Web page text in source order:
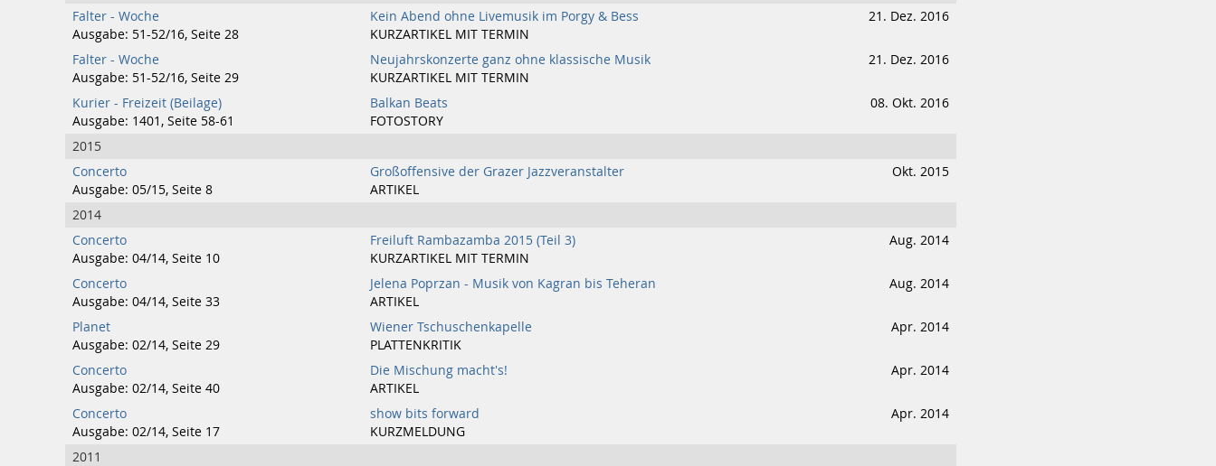
Falter - Woche
Ausgabe: 51-52/16, Seite 28
Kein Abend ohne Livemusik im Porgy & Bess
KURZARTIKEL MIT TERMIN
21. Dez. 2016
Falter - Woche
Ausgabe: 51-52/16, Seite 29
Neujahrskonzerte ganz ohne klassische Musik
KURZARTIKEL MIT TERMIN
21. Dez. 2016
Kurier - Freizeit (Beilage)
Ausgabe: 1401, Seite 58-61
Balkan Beats
FOTOSTORY
08. Okt. 2016
2015
Concerto
Ausgabe: 05/15, Seite 8
Großoffensive der Grazer Jazzveranstalter
ARTIKEL
Okt. 2015
2014
Concerto
Ausgabe: 04/14, Seite 10
Freiluft Rambazamba 2015 (Teil 3)
KURZARTIKEL MIT TERMIN
Aug. 2014
Concerto
Ausgabe: 04/14, Seite 33
Jelena Poprzan - Musik von Kagran bis Teheran
ARTIKEL
Aug. 2014
Planet
Ausgabe: 02/14, Seite 29
Wiener Tschuschenkapelle
PLATTENKRITIK
Apr. 2014
Concerto
Ausgabe: 02/14, Seite 40
Die Mischung macht's!
ARTIKEL
Apr. 2014
Concerto
Ausgabe: 02/14, Seite 17
show bits forward
KURZMELDUNG
Apr. 2014
2011